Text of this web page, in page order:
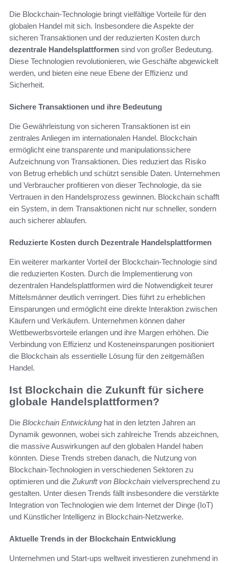
Die Blockchain-Technologie bringt vielfältige Vorteile für den
globalen Handel mit sich. Insbesondere die Aspekte der
sicheren Transaktionen und der reduzierten Kosten durch
dezentrale Handelsplattformen sind von großer Bedeutung.
Diese Technologien revolutionieren, wie Geschäfte abgewickelt
werden, und bieten eine neue Ebene der Effizienz und
Sicherheit.
Sichere Transaktionen und ihre Bedeutung
Die Gewährleistung von sicheren Transaktionen ist ein
zentrales Anliegen im internationalen Handel. Blockchain
ermöglicht eine transparente und manipulationssichere
Aufzeichnung von Transaktionen. Dies reduziert das Risiko
von Betrug erheblich und schützt sensible Daten. Unternehmen
und Verbraucher profitieren von dieser Technologie, da sie
Vertrauen in den Handelsprozess gewinnen. Blockchain schafft
ein System, in dem Transaktionen nicht nur schneller, sondern
auch sicherer ablaufen.
Reduzierte Kosten durch Dezentrale Handelsplattformen
Ein weiterer markanter Vorteil der Blockchain-Technologie sind
die reduzierten Kosten. Durch die Implementierung von
dezentralen Handelsplattformen wird die Notwendigkeit teurer
Mittelsmänner deutlich verringert. Dies führt zu erheblichen
Einsparungen und ermöglicht eine direkte Interaktion zwischen
Käufern und Verkäufern. Unternehmen können daher
Wettbewerbsvorteile erlangen und ihre Margen erhöhen. Die
Verbindung von Effizienz und Kosteneinsparungen positioniert
die Blockchain als essentielle Lösung für den zeitgemäßen
Handel.
Ist Blockchain die Zukunft für sichere
globale Handelsplattformen?
Die Blockchain Entwicklung hat in den letzten Jahren an
Dynamik gewonnen, wobei sich zahlreiche Trends abzeichnen,
die massive Auswirkungen auf den globalen Handel haben
könnten. Diese Trends streben danach, die Nutzung von
Blockchain-Technologien in verschiedenen Sektoren zu
optimieren und die Zukunft von Blockchain vielversprechend zu
gestalten. Unter diesen Trends fällt insbesondere die verstärkte
Integration von Technologien wie dem Internet der Dinge (IoT)
und Künstlicher Intelligenz in Blockchain-Netzwerke.
Aktuelle Trends in der Blockchain Entwicklung
Unternehmen und Start-ups weltweit investieren zunehmend in